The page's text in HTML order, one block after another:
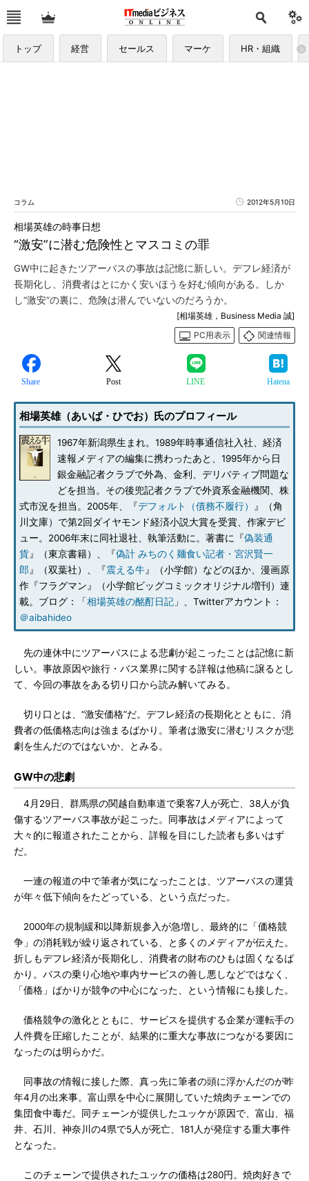
トップ 経営 セールス マーケ HR・組織
コラム 2012年5月10日
“激安”に潜む危険性とマスコミの罪
相場英雄の時事日想
GW中に起きたツアーバスの事故は記憶に新しい。デフレ経済が
長期化し、消費者はとにかく安いほうを好む傾向がある。しか
し“激安”の裏に、危険は潜んでいないのだろうか。
[相場英雄，Business Media 誠]
PC用表示
関連情報
Share Post LINE Hatena
相場英雄（あいば・ひでお）氏のプロフィール
1967年新潟県生まれ。1989年時事通信社入社、経済
速報メディアの編集に携わったあと、1995年から日
銀金融記者クラブで外為、金利、デリバティブ問題な
どを担当。その後兜記者クラブで外資系金融機関、株
式市況を担当。2005年、『デフォルト（債務不履行）
』（角
川文庫）で第2回ダイヤモンド経済小説大賞を受賞、作家デビ
ュー。2006年末に同社退社、執筆活動に。著書に『偽装通
貨』（東京書籍）、『偽計 みちのく麺食い記者・宮沢賢一
郎 』（双葉社）、『震える牛』（小学館）などのほか、漫画原
作『フラグマン』（小学館ビッグコミックオリジナル増刊）連
載。ブログ：「相場英雄の酩酊日記 」、Twitterアカウント：
＠aibahideo
先の連休中にツアーバスによる悲劇が起こったことは記憶に新
しい。事故原因や旅行・バス業界に関する詳報は他稿に譲るとし
て、今回の事故をある切り口から読み解いてみる。
切り口とは、“激安価格”だ。デフレ経済の長期化とともに、消
費者の低価格志向は強まるばかり。筆者は激安に潜むリスクが悲
劇を生んだのではないか、とみる。
GW中の悲劇
4月29日、群馬県の関越自動車道で乗客7人が死亡、38人が負
傷するツアーバス事故が起こった。同事故はメディアによって
大々的に報道されたことから、詳報を目にした読者も多いはず
だ。
一連の報道の中で筆者が気になったことは、ツアーバスの運賃
が年々低下傾向をたどっている、という点だった。
2000年の規制緩和以降新規参入が急増し、最終的に「価格競
争」の消耗戦が繰り返されている、と多くのメディアが伝えた。
折しもデフレ経済が長期化し、消費者の財布のひもは固くなるば
かり。バスの乗り心地や車内サービスの善し悪しなどではなく、
「価格」ばかりが競争の中心になった、という情報にも接した。
価格競争の激化とともに、サービスを提供する企業が運転手の
人件費を圧縮したことが、結果的に重大な事故につながる要因に
なったのは明らかだ。
同事故の情報に接した際、真っ先に筆者の頭に浮かんだのが昨
年4月の出来事。富山県を中心に展開していた焼肉チェーンでの
集団食中毒だ。同チェーンが提供したユッケが原因で、富山、福
井、石川、神奈川の4県で5人が死亡、181人が発症する重大事件
となった。
このチェーンで提供されたユッケの価格は280円。焼肉好きで